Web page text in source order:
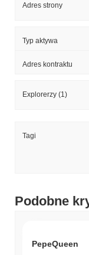
Adres strony
Typ aktywa
Adres kontraktu
Explorerzy (1)
Tagi
Podobne
PepeQueen